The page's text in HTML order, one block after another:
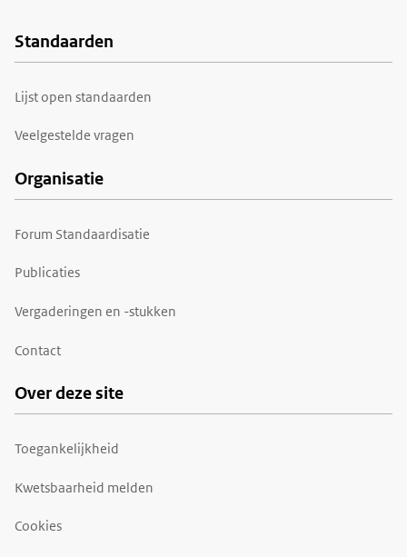
Voet
Standaarden
Lijst open standaarden
Veelgestelde vragen
Organisatie
Forum Standaardisatie
Publicaties
Vergaderingen en -stukken
Contact
Over deze site
Toegankelijkheid
Kwetsbaarheid melden
Cookies